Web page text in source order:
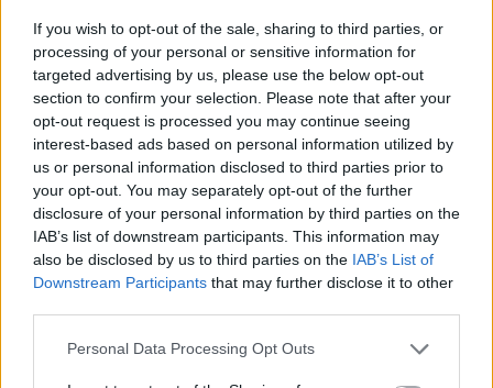
If you wish to opt-out of the sale, sharing to third parties, or
processing of your personal or sensitive information for
targeted advertising by us, please use the below opt-out
section to confirm your selection. Please note that after your
opt-out request is processed you may continue seeing
interest-based ads based on personal information utilized by
us or personal information disclosed to third parties prior to
your opt-out. You may separately opt-out of the further
disclosure of your personal information by third parties on the
IAB’s list of downstream participants. This information may
also be disclosed by us to third parties on the IAB’s List of
Downstream Participants that may further disclose it to other
Please note that this website/app uses one or more Google
Personal Data Processing Opt Outs